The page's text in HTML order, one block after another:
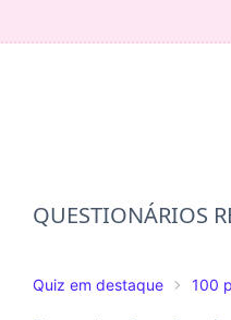
QUESTIONÁRIOS
Quiz em destaque 100